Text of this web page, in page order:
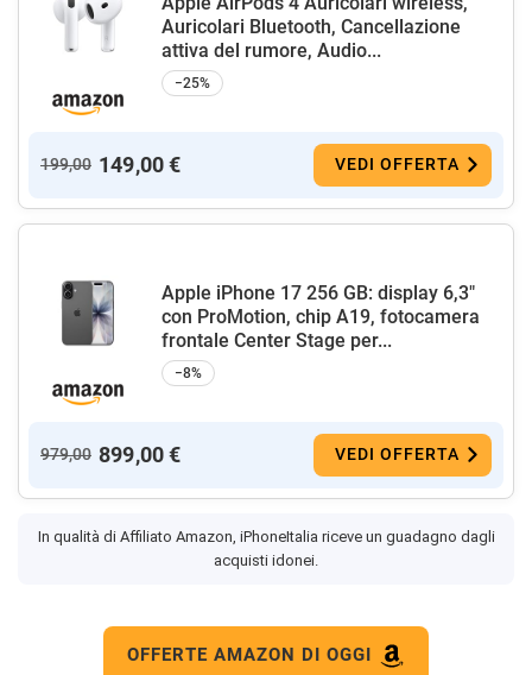
Auricolari Bluetooth, Cancellazione
attiva del rumore, Audio...
−25%
199,00 149,00 € VEDI OFFERTA
Apple iPhone 17 256 GB: display 6,3"
con ProMotion, chip A19, fotocamera
frontale Center Stage per...
−8%
979,00 899,00 € VEDI OFFERTA
In qualità di Affiliato Amazon, iPhoneItalia riceve un guadagno dagli
acquisti idonei.
OFFERTE AMAZON DI OGGI